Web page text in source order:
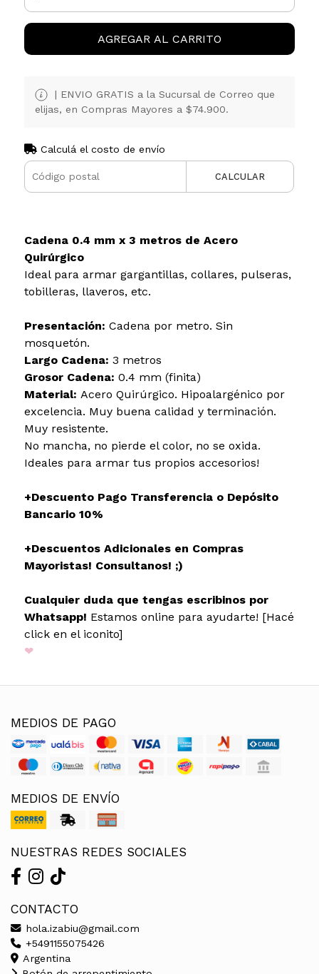
AGREGAR AL CARRITO
| ENVIO GRATIS a la Sucursal de Correo que
elijas, en Compras Mayores a $74.900.
Calculá el costo de envío
CALCULAR
Cadena 0.4 mm x 3 metros de Acero
Quirúrgico
Ideal para armar gargantillas, collares, pulseras,
tobilleras, llaveros, etc.
Presentación: Cadena por metro. Sin
mosquetón.
Largo Cadena: 3 metros
Grosor Cadena: 0.4 mm (finita)
Material: Acero Quirúrgico. Hipoalargénico por
excelencia. Muy buena calidad y terminación.
Muy resistente.
No mancha, no pierde el color, no se oxida.
Ideales para armar tus propios accesorios!
+Descuento Pago Transferencia o Depósito
Bancario 10%
+Descuentos Adicionales en Compras
Mayoristas! Consultanos! ;)
Cualquier duda que tengas escribinos por
Whatsapp! Estamos online para ayudarte! [Hacé
click en el iconito]
❤
MEDIOS DE PAGO
MEDIOS DE ENVÍO
NUESTRAS REDES SOCIALES
CONTACTO
hola.izabiu@gmail.com
+5491155075426
Argentina